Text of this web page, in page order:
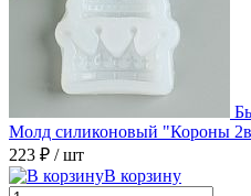
Молд силиконовый "Короны
223 ₽ / шт
В корзину